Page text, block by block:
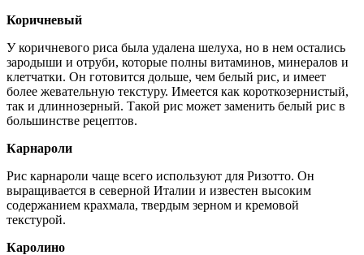
Коричневый
У коричневого риса была удалена шелуха, но в нем остались
зародыши и отруби, которые полны витаминов, минералов и
клетчатки. Он готовится дольше, чем белый рис, и имеет
более жевательную текстуру. Имеется как короткозернистый,
так и длиннозерный. Такой рис может заменить белый рис в
большинстве рецептов.
Карнароли
Рис карнароли чаще всего используют для Ризотто. Он
выращивается в северной Италии и известен высоким
содержанием крахмала, твердым зерном и кремовой
текстурой.
Каролино